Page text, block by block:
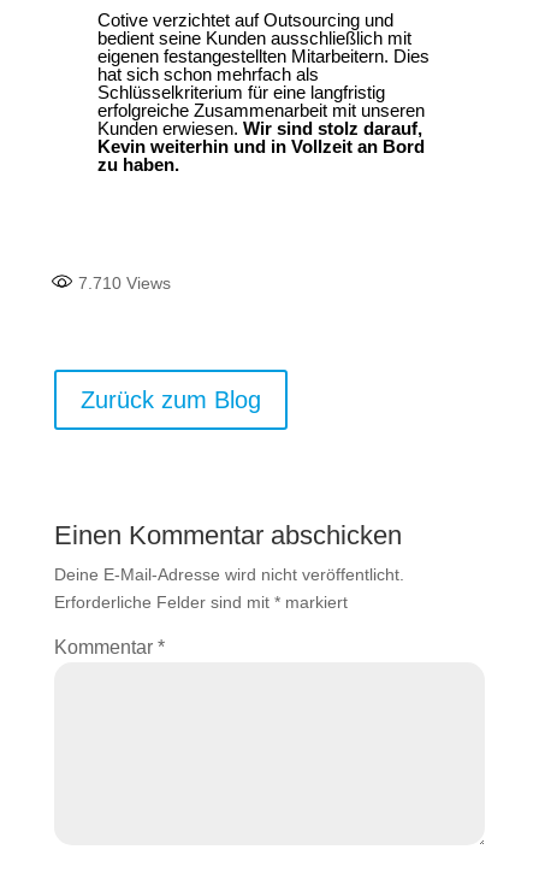
Cotive verzichtet auf Outsourcing und
bedient seine Kunden ausschließlich mit
eigenen festangestellten Mitarbeitern. Dies
hat sich schon mehrfach als
Schlüsselkriterium für eine langfristig
erfolgreiche Zusammenarbeit mit unseren
Kunden erwiesen. Wir sind stolz darauf,
Kevin weiterhin und in Vollzeit an Bord
zu haben.
7.710Views
Zurück zum Blog
Einen Kommentar abschicken
Deine E-Mail-Adresse wird nicht veröffentlicht.
Erforderliche Felder sind mit *markiert
Kommentar *